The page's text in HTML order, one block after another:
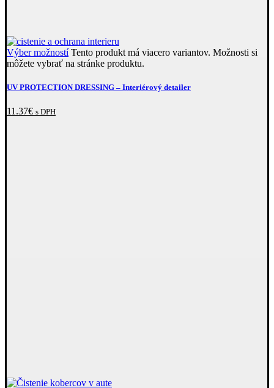
Výber možností Tento produkt má viacero variantov. Možnosti si
môžete vybrať na stránke produktu.
UV PROTECTION DRESSING –⁠ Interiérový detailer
11.37€ s DPH